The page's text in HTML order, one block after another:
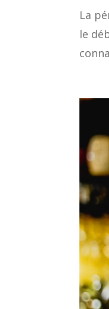
La
le